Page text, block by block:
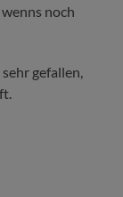
noch
gefallen,